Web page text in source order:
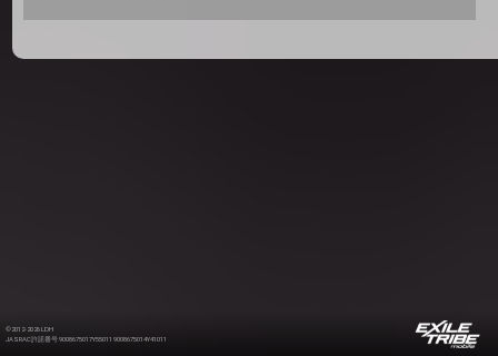
©2012-2026 LDH
JASRAC許諾番号 9008675017Y55011 9008675014Y41011